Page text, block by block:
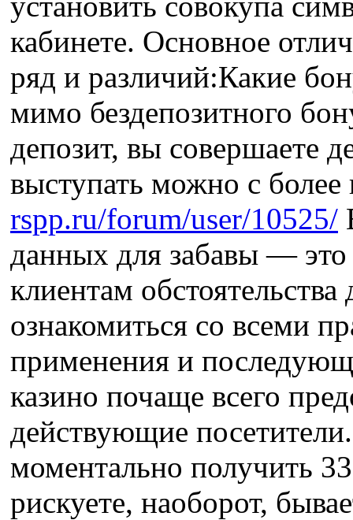
кабинете. Основное
ряд и различий:Какие
мимо бездепозитного
депозит, вы совершаете
выступать можно с
rspp.ru/forum/user/10525/
данных для забавы — это
клиентам
ознакомиться со всеми
применения и
казино почаще всего
действующие
моментально получить
рискуете, наоборот,